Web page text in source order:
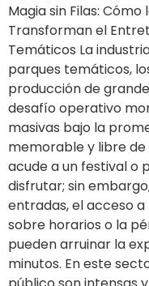
Magia sin Filas:
Transforman el
Temáticos La
parques temáticos,
producción de
desafío operativo
masivas bajo la
memorable y libre
acude a un festival o
disfrutar; sin
entradas, el acceso a
sobre horarios o la
pueden arruinar la
minutos. En este